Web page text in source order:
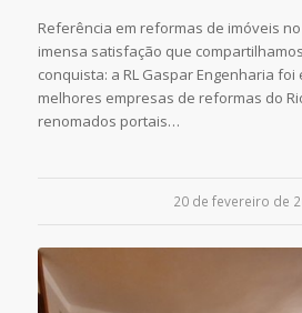
Referência em reformas de imóveis no
imensa satisfação que
conquista: a RL Gaspar Engenharia foi
melhores empresas de reformas do
renomados portais…
20 de fevereiro de